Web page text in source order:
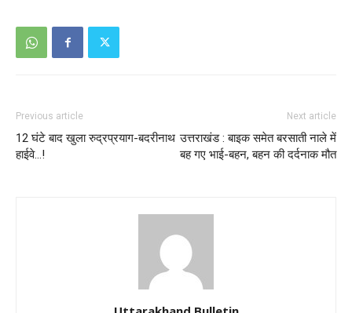
Previous article
12 घंटे बाद खुला रुद्रप्रयाग-बदरीनाथ
हाईवे…!
Next article
उत्तराखंड : बाइक समेत बरसाती नाले में
बह गए भाई-बहन, बहन की दर्दनाक मौत